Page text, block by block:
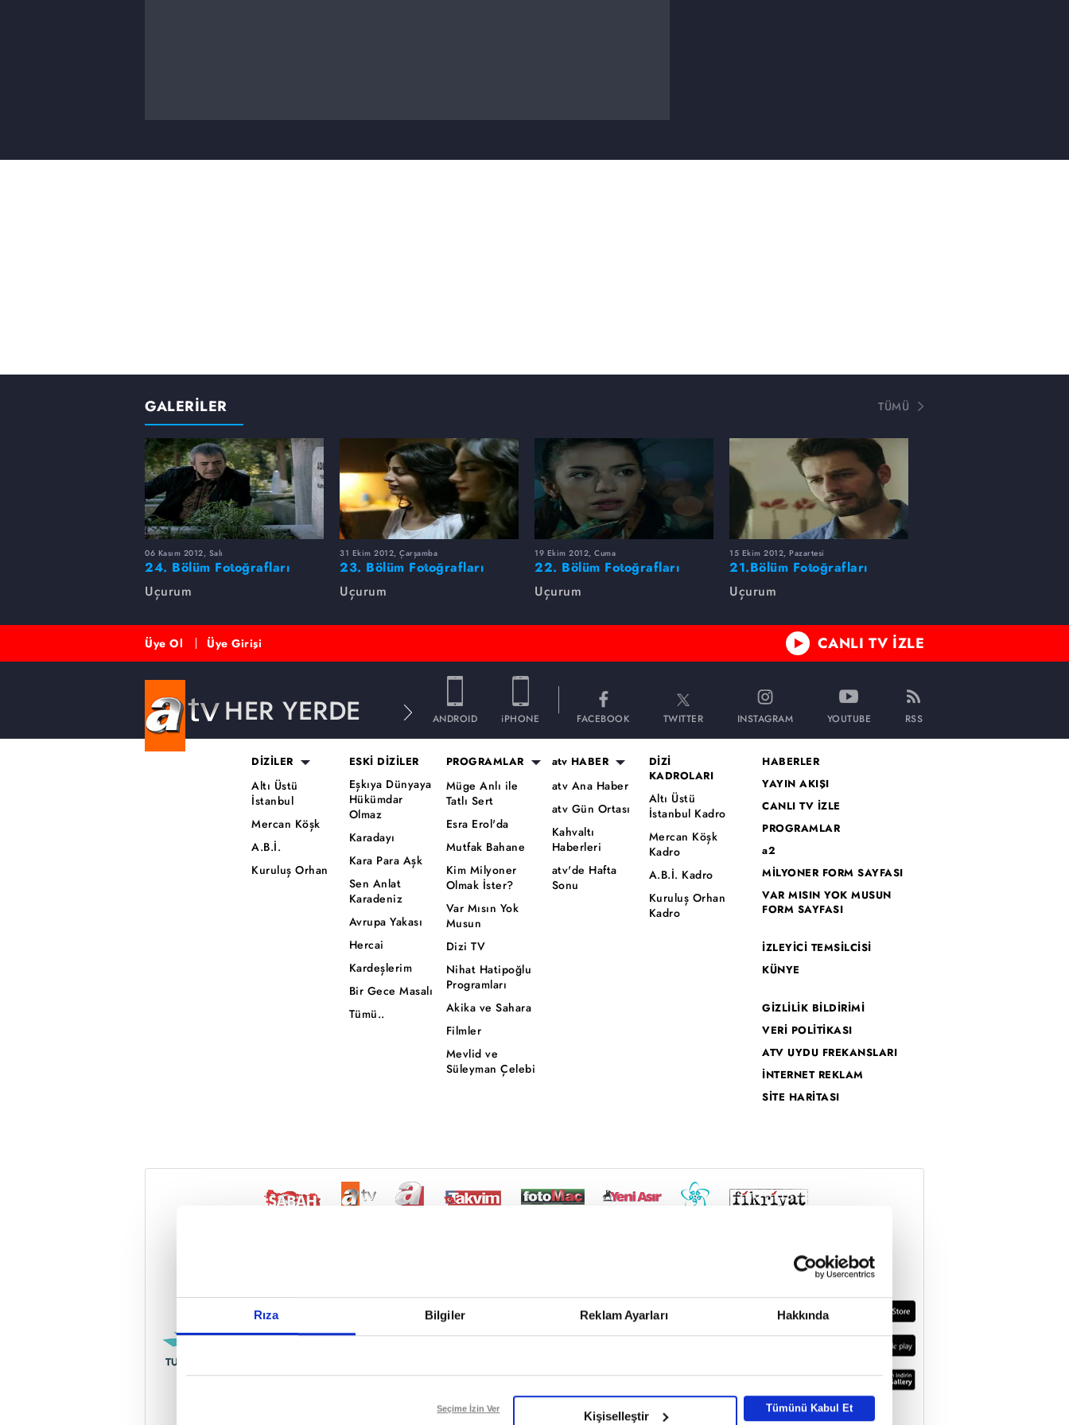
Rıza Bilgiler Reklam Ayarları Hakkında
Reddet
Seçime İzin Ver
Kişiselleştir
Tümünü Kabul Et
GALERİLER TÜMÜ
06 Kasım 2012, Salı
24. Bölüm Fotoğrafları
Uçurum
31 Ekim 2012, Çarşamba
23. Bölüm Fotoğrafları
Uçurum
19 Ekim 2012, Cuma
22. Bölüm Fotoğrafları
Uçurum
15 Ekim 2012, Pazartesi
21.Bölüm Fotoğrafları
Uçurum
Üye Ol Üye Girişi CANLI TV İZLE
HER YERDE ANDROID iPHONE FACEBOOK TWITTER INSTAGRAM YOUTUBE RSS
DİZİLER
Altı Üstü
İstanbul
Mercan Köşk
A.B.İ.
Kuruluş Orhan
ESKİ DİZİLER
Eşkıya Dünyaya
Hükümdar
Olmaz
Karadayı
Kara Para Aşk
Sen Anlat
Karadeniz
Avrupa Yakası
Hercai
Kardeşlerim
Bir Gece Masalı
Tümü..
PROGRAMLAR
Müge Anlı ile
Tatlı Sert
Esra Erol'da
Mutfak Bahane
Kim Milyoner
Olmak İster?
Var Mısın Yok
Musun
Dizi TV
Nihat Hatipoğlu
Programları
Akika ve Sahara
Filmler
Mevlid ve
Süleyman Çelebi
atv HABER
atv Ana Haber
atv Gün Ortası
Kahvaltı
Haberleri
atv'de Hafta
Sonu
DİZİ
KADROLARI
Altı Üstü
İstanbul Kadro
Mercan Köşk
Kadro
A.B.İ. Kadro
Kuruluş Orhan
Kadro
HABERLER
YAYIN AKIŞI
CANLI TV İZLE
PROGRAMLAR
a2
MİLYONER FORM SAYFASI
VAR MISIN YOK MUSUN
FORM SAYFASI
İZLEYİCİ TEMSİLCİSİ
KÜNYE
GİZLİLİK BİLDİRİMİ
VERİ POLİTİKASI
ATV UYDU FREKANSLARI
İNTERNET REKLAM
SİTE HARİTASI